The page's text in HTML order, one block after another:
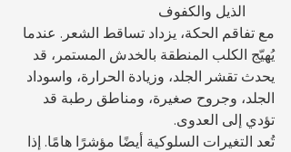
الذيل والكفوف
مع تفاقم الحكة، يزداد تساقط الشعر. عندما
يُهيّج الكلب المنطقة بالخدش المستمر، قد
يحدث تقشر الجلد، وزيادة الحرارة، واسوداد
الجلد، وجروح صغيرة، ومناطق رطبة قد
تؤدي إلى العدوى.
تُعد التغيرات السلوكية أيضًا مؤشرًا هامًا. إذا